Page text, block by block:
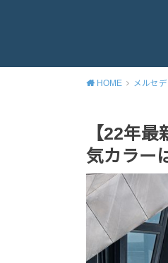
HOME メルセ
【22年
気カラー